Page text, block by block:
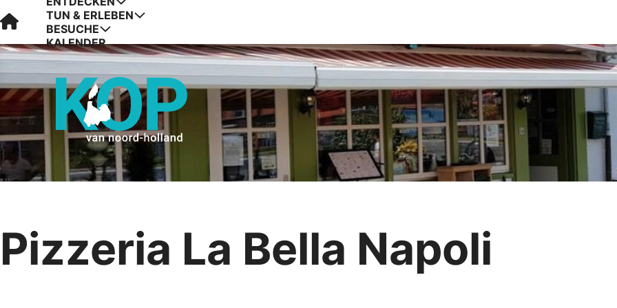
Visit Kop van Holland
TUN & ERLEBEN
BESUCHE
KALENDER
Pizzeria La Bella Napoli